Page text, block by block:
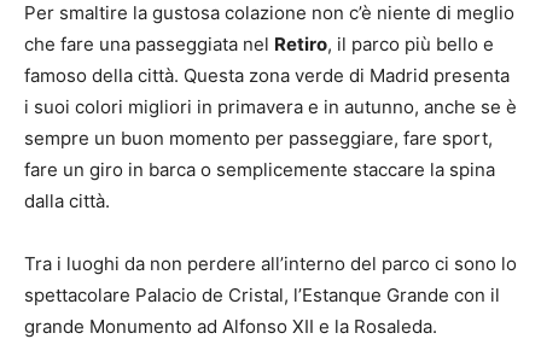
Per smaltire la gustosa colazione non c’è niente di meglio
che fare una passeggiata nel Retiro, il parco più bello e
famoso della città. Questa zona verde di Madrid presenta
i suoi colori migliori in primavera e in autunno, anche se è
sempre un buon momento per passeggiare, fare sport,
fare un giro in barca o semplicemente staccare la spina
dalla città.
Tra i luoghi da non perdere all’interno del parco ci sono lo
spettacolare Palacio de Cristal, l’Estanque Grande con il
grande Monumento ad Alfonso XII e la Rosaleda.